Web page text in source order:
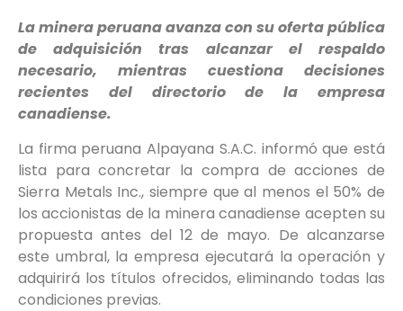
La minera peruana avanza con su oferta pública
de adquisición tras alcanzar el respaldo
necesario, mientras cuestiona decisiones
recientes del directorio de la empresa
canadiense.
La firma peruana Alpayana S.A.C. informó que está
lista para concretar la compra de acciones de
Sierra Metals Inc., siempre que al menos el 50% de
los accionistas de la minera canadiense acepten su
propuesta antes del 12 de mayo. De alcanzarse
este umbral, la empresa ejecutará la operación y
adquirirá los títulos ofrecidos, eliminando todas las
condiciones previas.